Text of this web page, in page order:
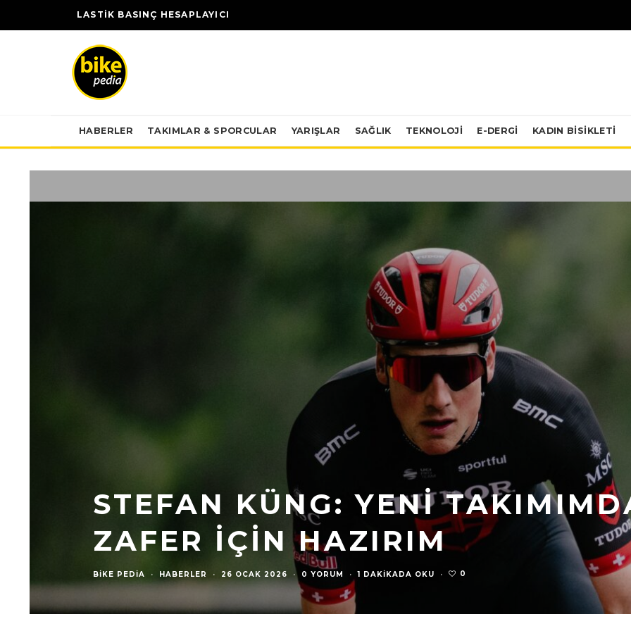
LASTİK BASINÇ HESAPLAYICI
HABERLER TAKIMLAR & SPORCULAR YARIŞLAR SAĞLIK TEKNOLOJI E-DERGİ KADIN BISIKLETI
STEFAN KÜNG: YENI
ZAFER İÇIN HAZIRIM
BIKE PEDIA · HABERLER · 26 OCAK 2026 · 0 YORUM · 1 DAKIKADA OKU · 0